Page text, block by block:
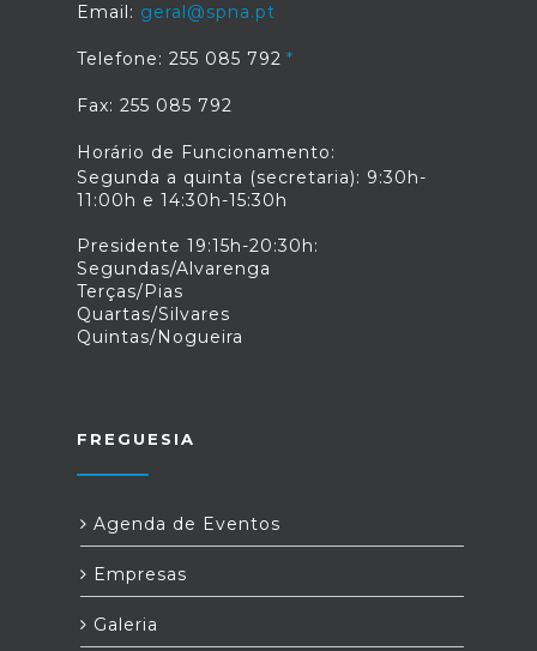
Email: geral@spna.pt
Telefone: 255 085 792
Fax: 255 085 792
Horário de Funcionamento:
Segunda a quinta (secretaria): 9:30h-
11:00h e 14:30h-15:30h
Presidente 19:15h-20:30h:
Segundas/Alvarenga
Terças/Pias
Quartas/Silvares
Quintas/Nogueira
FREGUESIA
Agenda de Eventos
Empresas
Galeria